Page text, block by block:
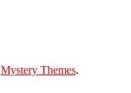
Mystery Themes.